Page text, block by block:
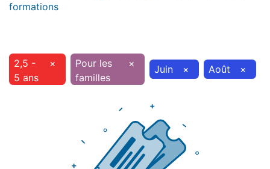
formations
2,5 -
5 ans
×
Pour les
familles
× Juin × Août ×